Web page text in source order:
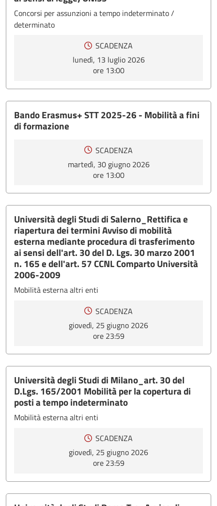
Concorsi per assunzioni a tempo indeterminato /
determinato
SCADENZA
lunedì, 13 luglio 2026
ore 13:00
Bando Erasmus+ STT 2025-26 - Mobilità a fini
di formazione
SCADENZA
martedì, 30 giugno 2026
ore 13:00
Università degli Studi di Salerno_Rettifica e
riapertura dei termini Avviso di mobilità
esterna mediante procedura di trasferimento
ai sensi dell'art. 30 del D. Lgs. 30 marzo 2001
n. 165 e dell'art. 57 CCNL Comparto Università
2006-2009
Mobilità esterna altri enti
SCADENZA
giovedì, 25 giugno 2026
ore 23:59
Università degli Studi di Milano_art. 30 del
D.Lgs. 165/2001 Mobilità per la copertura di
posti a tempo indeterminato
Mobilità esterna altri enti
SCADENZA
giovedì, 25 giugno 2026
ore 23:59